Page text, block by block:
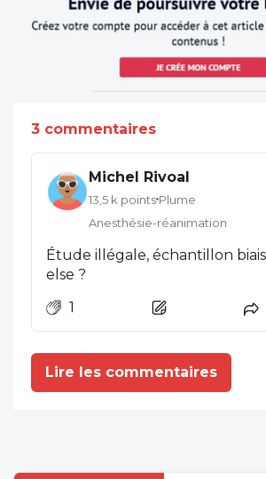
3 commentaires
Michel Rivoal
13,5 k points Plume
Anesthésie-réanimation
Étude illégale, échantillon
else ?
1
Lire les commentaires